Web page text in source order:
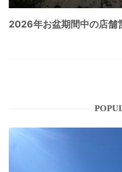
2026年お盆期間中の店舗